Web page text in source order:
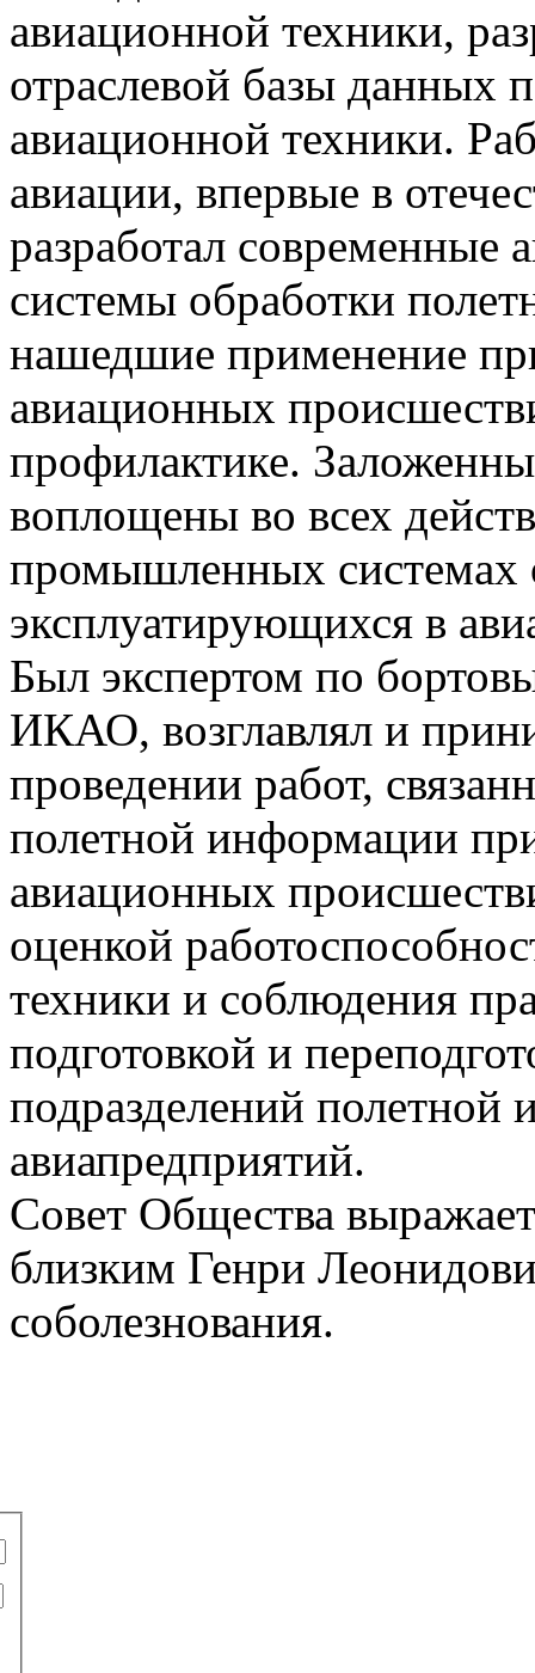
авиационной техники,
отраслевой базы данных
авиационной техники.
авиации, впервые в
разработал современные
системы обработки
нашедшие применение
авиационных
профилактике.
воплощены во всех
промышленных системах
эксплуатирующихся в
Был экспертом по
ИКАО, возглавлял и
проведении работ,
полетной информации
авиационных
оценкой
техники и соблюдения
подготовкой и
подразделений полетной
авиапредприятий.
Совет Общества
близким Генри
соболезнования.